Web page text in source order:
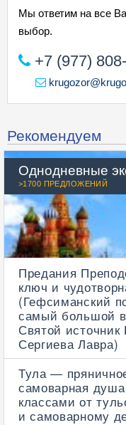
Мы ответим на все
выбор.
+7 (977)
Рекомендуем
Однодневные
>1700 ПРЕДЛОЖЕНИЙ
Предания
ключ и
(Гефсиманский
самый большой
Святой
Сергиева Лавра)
Тула —
самоварная
классами от
и самоварному